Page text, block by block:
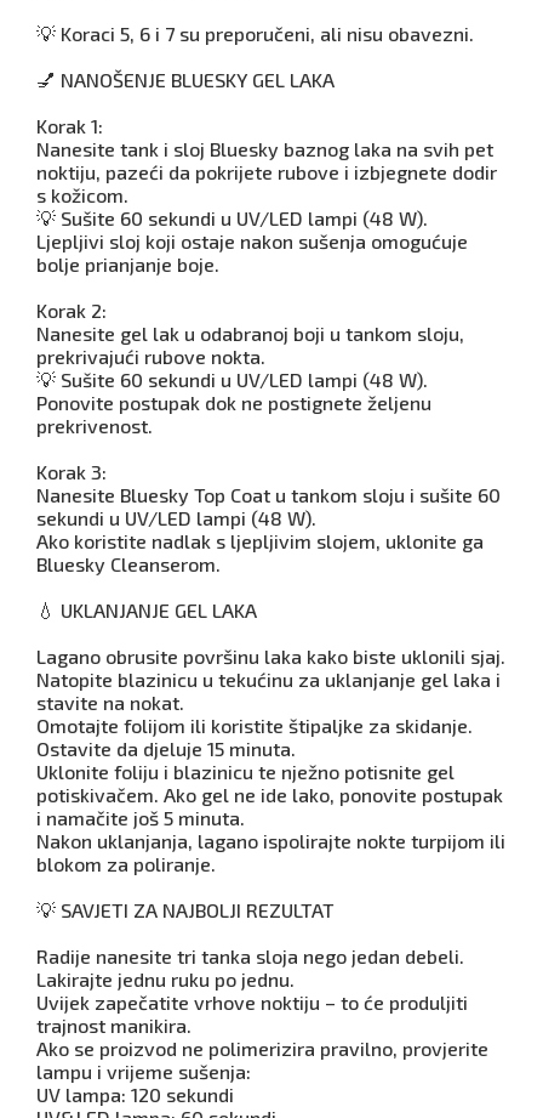
💡 Koraci 5, 6 i 7 su preporučeni, ali nisu obavezni.
💅 NANOŠENJE BLUESKY GEL LAKA
Korak 1:
Nanesite tank i sloj Bluesky baznog laka na svih pet
noktiju, pazeći da pokrijete rubove i izbjegnete dodir
s kožicom.
💡 Sušite 60 sekundi u UV/LED lampi (48 W).
Ljepljivi sloj koji ostaje nakon sušenja omogućuje
bolje prianjanje boje.
Korak 2:
Nanesite gel lak u odabranoj boji u tankom sloju,
prekrivajući rubove nokta.
💡 Sušite 60 sekundi u UV/LED lampi (48 W).
Ponovite postupak dok ne postignete željenu
prekrivenost.
Korak 3:
Nanesite Bluesky Top Coat u tankom sloju i sušite 60
sekundi u UV/LED lampi (48 W).
Ako koristite nadlak s ljepljivim slojem, uklonite ga
Bluesky Cleanserom.
💧 UKLANJANJE GEL LAKA
Lagano obrusite površinu laka kako biste uklonili sjaj.
Natopite blazinicu u tekućinu za uklanjanje gel laka i
stavite na nokat.
Omotajte folijom ili koristite štipaljke za skidanje.
Ostavite da djeluje 15 minuta.
Uklonite foliju i blazinicu te nježno potisnite gel
potiskivačem. Ako gel ne ide lako, ponovite postupak
i namačite još 5 minuta.
Nakon uklanjanja, lagano ispolirajte nokte turpijom ili
blokom za poliranje.
💡 SAVJETI ZA NAJBOLJI REZULTAT
Radije nanesite tri tanka sloja nego jedan debeli.
Lakirajte jednu ruku po jednu.
Uvijek zapečatite vrhove noktiju – to će produljiti
trajnost manikira.
Ako se proizvod ne polimerizira pravilno, provjerite
lampu i vrijeme sušenja:
UV lampa: 120 sekundi